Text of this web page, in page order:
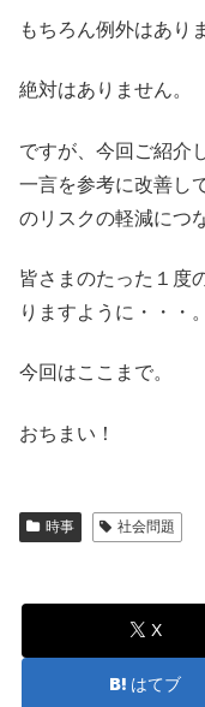
もちろん例外はあり
絶対はありません。
ですが、今回ご紹介
一言を参考に改善し
のリスクの軽減につ
皆さまのたった１度
りますように・・・。
今回はここまで。
おちまい！
時事 社会問題
X
はてブ